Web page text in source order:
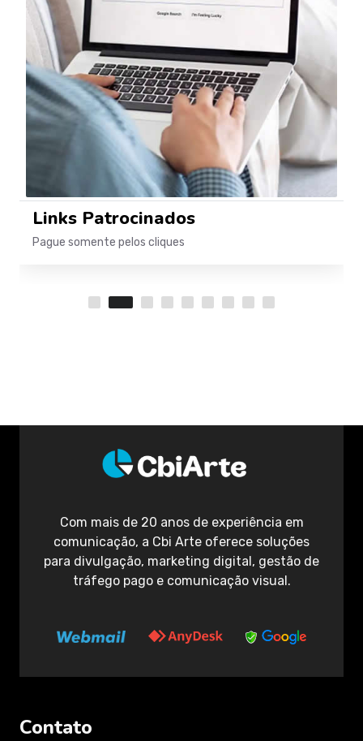
Links Patrocinados
Pague somente pelos cliques
Com mais de 20 anos de experiência em
comunicação, a Cbi Arte oferece soluções
para divulgação, marketing digital, gestão de
tráfego pago e comunicação visual.
Contato